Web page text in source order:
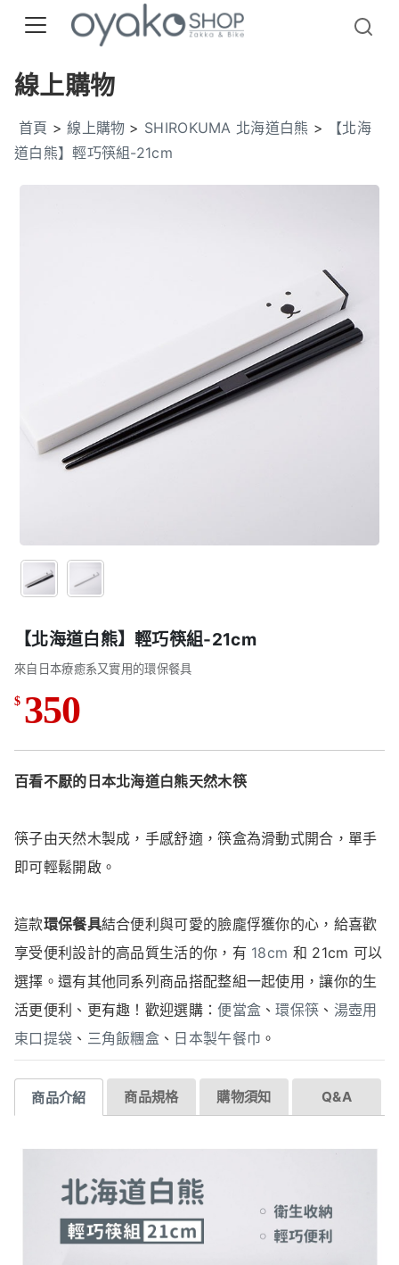
線上購物
首頁 >線上購物 > SHIROKUMA 北海道白熊 >
【北海
道白熊】輕巧筷組-21cm
【北海道白熊】輕巧筷組-21cm
來自日本療癒系又實用的環保餐具
$ 350
百看不厭的日本北海道白熊天然木筷
筷子由天然木製成，手感舒適，筷盒為滑動式開合，單手
即可輕鬆開啟。
這款環保餐具結合便利與可愛的臉龐俘獲你的心，給喜歡
享受便利設計的高品質生活的你，有 18cm 和 21cm 可以
選擇。還有其他同系列商品搭配整組一起使用，讓你的生
活更便利、更有趣！歡迎選購：便當盒 、環保筷 、 湯壺用
束口提袋 、 三角飯糰盒 、 日本製午餐巾 。
商品介紹 商品規格 購物須知 Q&A